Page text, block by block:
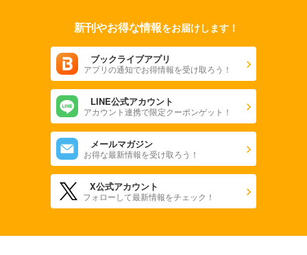
新刊やお得な情報をお届けします！
ブックライブアプリ
アプリの通知でお得情報を受け取ろう！
LINE公式アカウント
アカウント連携で限定クーポンゲット！
メールマガジン
お得な最新情報を受け取ろう！
X公式アカウント
フォローして最新情報をチェック！